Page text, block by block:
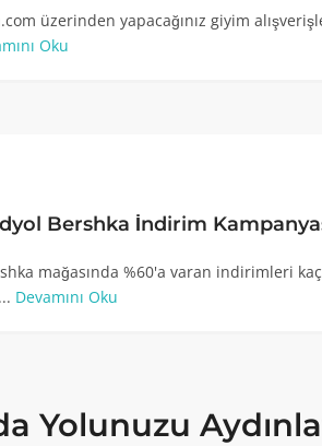
üzerinden yapacağınız giyim
Oku
Bershka İndirim
mağasında %60'a varan indirimleri
Devamını Oku
Yolunuzu